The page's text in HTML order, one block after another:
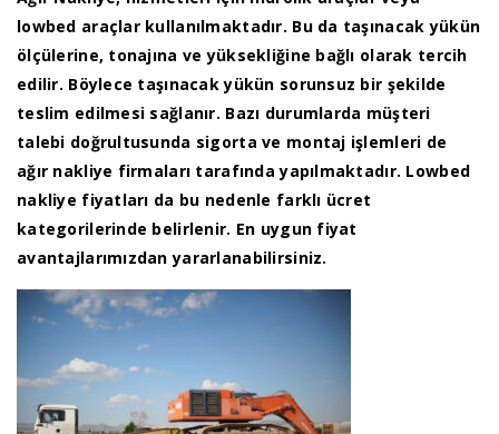
lowbed araçlar kullanılmaktadır. Bu da taşınacak yükün
ölçülerine, tonajına ve yüksekliğine bağlı olarak tercih
edilir. Böylece taşınacak yükün sorunsuz bir şekilde
teslim edilmesi sağlanır. Bazı durumlarda müşteri
talebi doğrultusunda sigorta ve montaj işlemleri de
ağır nakliye firmaları tarafında yapılmaktadır. Lowbed
nakliye fiyatları da bu nedenle farklı ücret
kategorilerinde belirlenir. En uygun fiyat
avantajlarımızdan yararlanabilirsiniz.